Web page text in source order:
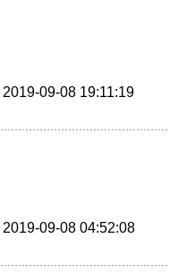
2019-09-08 19:11:19
2019-09-08 04:52:08